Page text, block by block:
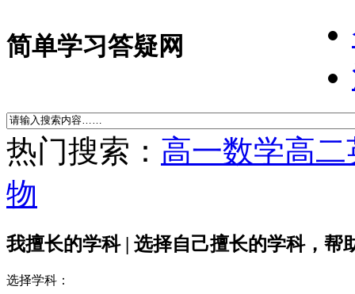
简单学习答疑网
热门搜索： 高一数学高二
物
我擅长的学科 | 选择自己擅长的学科，帮
选择学科：